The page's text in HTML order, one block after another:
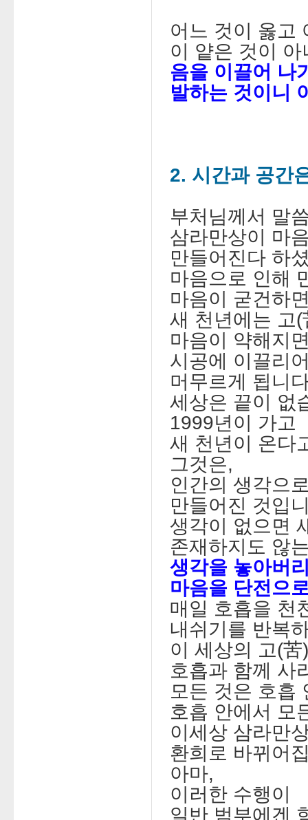
어느 것이 옳고
이 얕은 것이
음을 이끌어 나
발하는 것이니
2. 시간과 공간
부처님께서 말
삼라만상이 마
만들어진다 하
마음으로 인해
마음이 굳건하
새 천년에는 고
마음이 약해지
시공에 이끌리
머무르게 됩니
세상은 끝이 없
1999년이 가고
새 천년이 온다
그것은,
인간의 생각으
만들어진 것입
생각이 없으면
존재하지도 않
생각을 놓아버
마음을 단전으
매일 호흡을 천
내쉬기를 반복
이 세상의 고(苦
호흡과 함께 사
모든 것은 호흡
호흡 안에서 모
이세상 삼라만
환희로 바뀌어
아마,
이러한 수행이
일반 범부에겐